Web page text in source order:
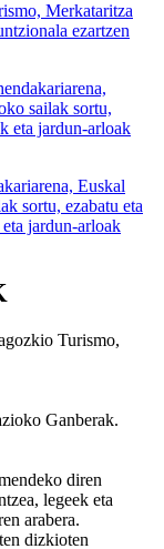
Merkataritza
ezartzen
sailak sortu,
eta jardun-arloak
Euskal
sortu, ezabatu eta
jardun-arloak
Turismo,
Ganberak.
diren
legeek eta
arabera.
dizkioten